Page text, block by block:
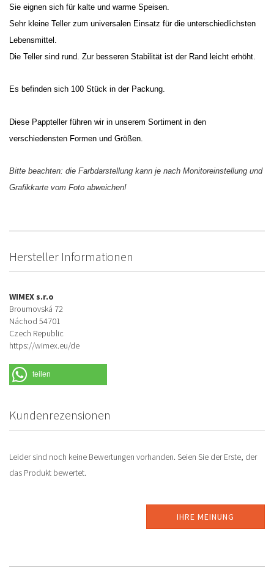
Sie eignen sich für kalte und warme Speisen.
Sehr kleine Teller zum universalen Einsatz für die unterschiedlichsten
Lebensmittel.
Die Teller sind rund. Zur besseren Stabilität ist der Rand leicht erhöht.
Es befinden sich 100 Stück in der Packung.
Diese Pappteller führen wir in unserem Sortiment in den
verschiedensten Formen und Größen.
Bitte beachten: die Farbdarstellung kann je nach Monitoreinstellung und
Grafikkarte vom Foto abweichen!
Hersteller Informationen
WIMEX s.r.o
Broumovská 72
Náchod 54701
Czech Republic
https://wimex.eu/de
teilen
Kundenrezensionen
Leider sind noch keine Bewertungen vorhanden. Seien Sie der Erste, der
das Produkt bewertet.
IHRE MEINUNG